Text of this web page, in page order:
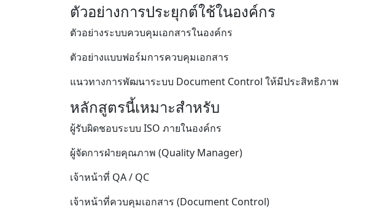
ตัวอย่างการประยุกต์ใช้ในองค์กร
ตัวอย่างระบบควบคุมเอกสารในองค์กร
ตัวอย่างแบบฟอร์มการควบคุมเอกสาร
แนวทางการพัฒนาระบบ Document Control ให้มีประสิทธิภาพ
หลักสูตรนี้เหมาะสำหรับ
ผู้รับผิดชอบระบบ ISO ภายในองค์กร
ผู้จัดการฝ่ายคุณภาพ (Quality Manager)
เจ้าหน้าที่ QA / QC
เจ้าหน้าที่ควบคุมเอกสาร (Document Control)